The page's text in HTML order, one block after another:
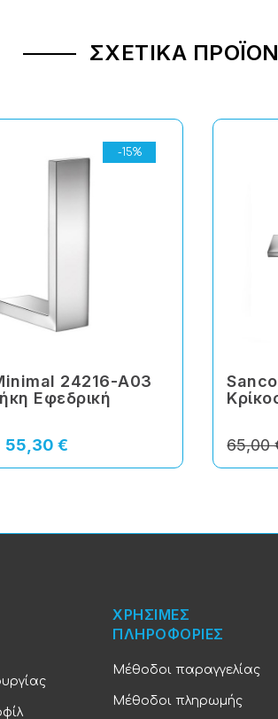
ΣΧΕΤΙΚΆ
-15%
24216-Α03
Εφεδρική
55,30 € 65,00
ΧΡΗΣΙΜΕΣ
ΠΛΗΡΟΦΟΡΙΕΣ
Μέθοδοι παραγγελίας
Μέθοδοι πληρωμής